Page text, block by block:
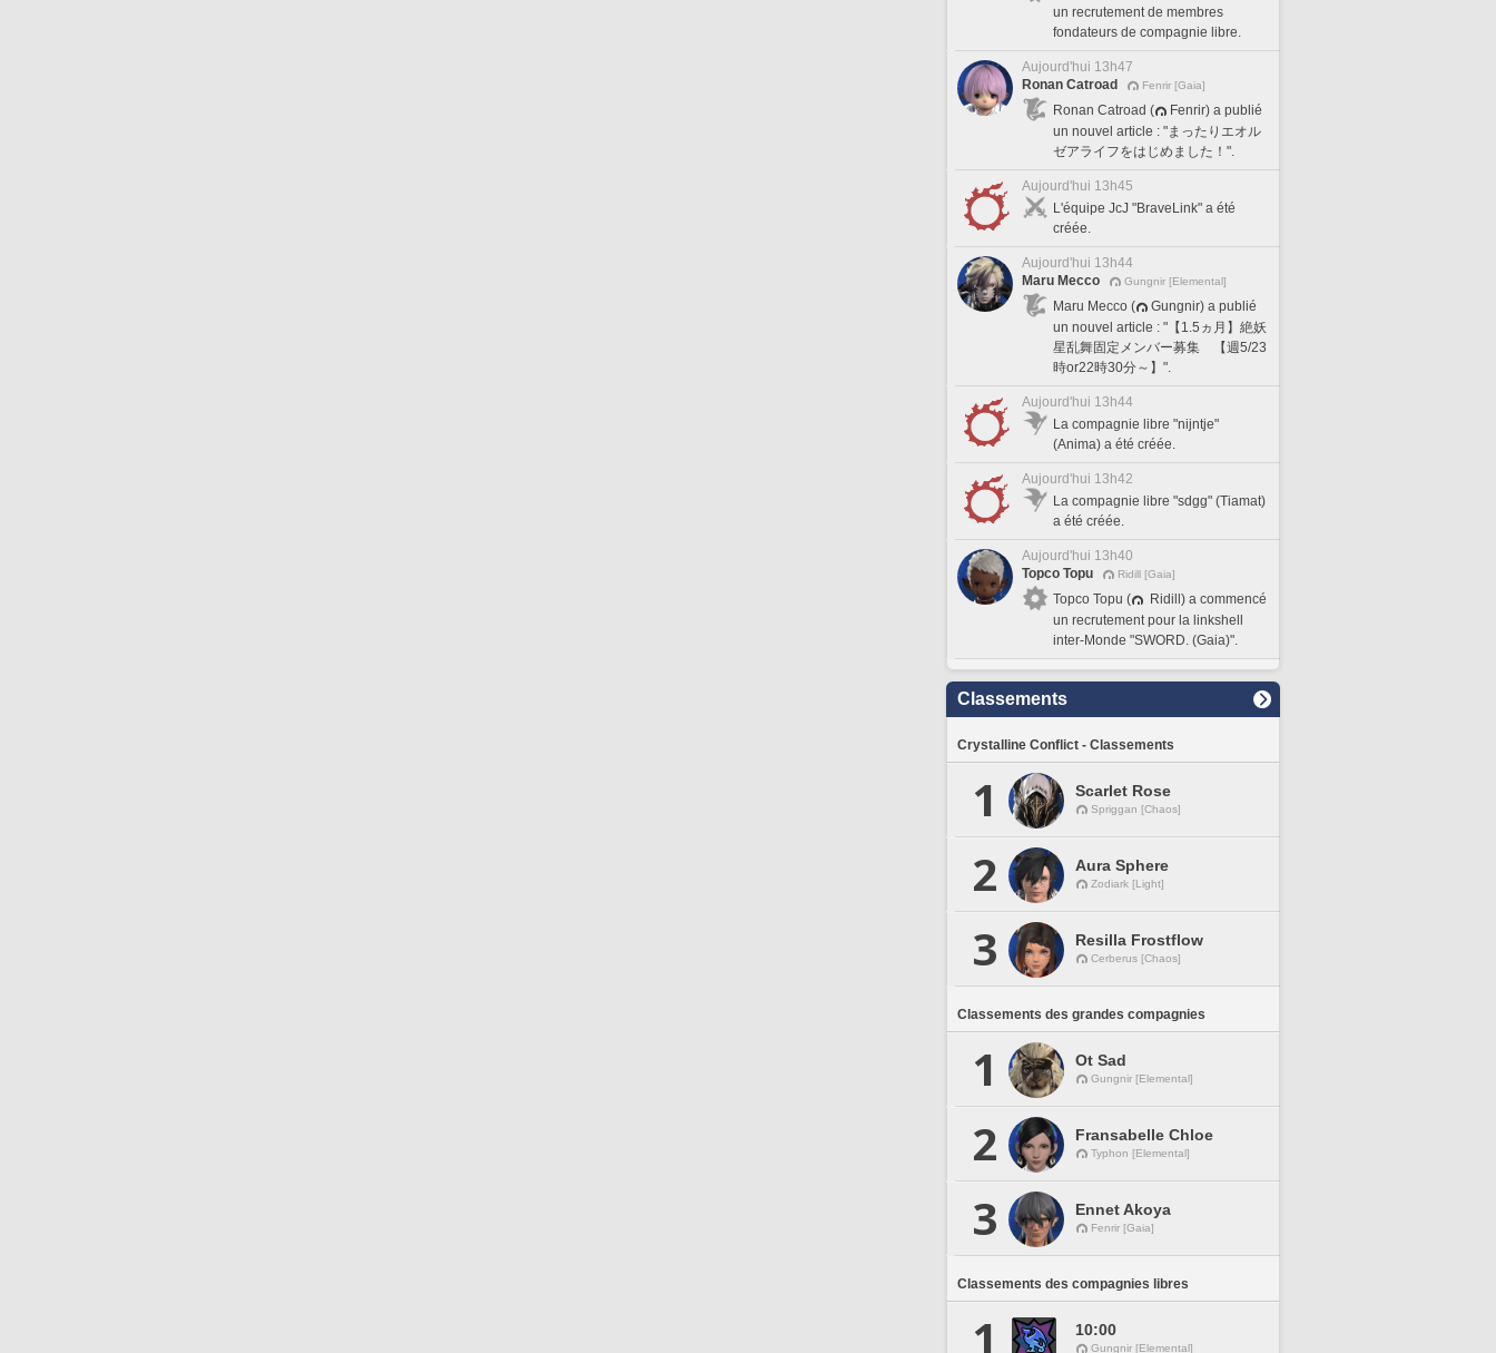
un recrutement de membres
fondateurs de compagnie libre.
Aujourd'hui 13h47
Ronan Catroad
Fenrir [Gaia]
Ronan Catroad (
Fenrir) a publié
un nouvel article : "まったりエオル
ゼアライフをはじめました！".
Aujourd'hui 13h45
L'équipe JcJ "BraveLink" a été
créée.
Aujourd'hui 13h44
Maru Mecco
Gungnir [Elemental]
Maru Mecco (
Gungnir) a publié
un nouvel article : "【1.5ヵ月】絶妖
星乱舞固定メンバー募集 【週5/23
時or22時30分～】".
Aujourd'hui 13h44
La compagnie libre "nijntje"
(Anima) a été créée.
Aujourd'hui 13h42
La compagnie libre "sdgg" (Tiamat)
a été créée.
Aujourd'hui 13h40
Topco Topu
Ridill [Gaia]
Topco Topu (
Ridill) a commencé
un recrutement pour la linkshell
inter-Monde "SWORD. (Gaia)".
Classements
Crystalline Conflict - Classements
1 Scarlet Rose
Spriggan [Chaos]
2 Aura Sphere
Zodiark [Light]
3 Resilla Frostflow
Cerberus [Chaos]
Classements des grandes compagnies
1 Ot Sad
Gungnir [Elemental]
2 Fransabelle Chloe
Typhon [Elemental]
3 Ennet Akoya
Fenrir [Gaia]
Classements des compagnies libres
1 10:00
Gungnir [Elemental]